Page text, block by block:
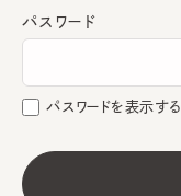
パスワード
パスワードを表示する